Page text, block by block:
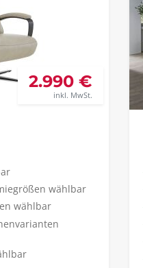
2.990 €
inkl. MwSt.
wählbar
wählbar